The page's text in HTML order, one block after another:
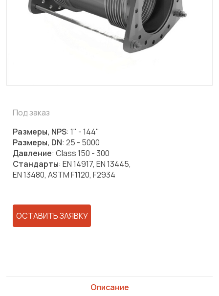
Под заказ
Размеры, NPS: 1" - 144"
Размеры, DN: 25 - 5000
Давление: Class 150 - 300
Стандарты: EN 14917, EN 13445,
EN 13480, ASTM F1120, F2934
ОСТАВИТЬ ЗАЯВКУ
Описание